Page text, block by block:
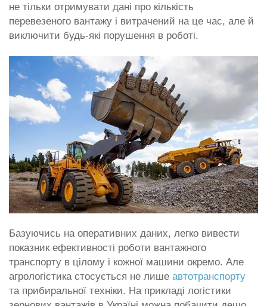
не тільки отримувати дані про кількість
перевезеного вантажу і витрачений на це час, але й
виключити будь-які порушення в роботі.
Базуючись на оперативних даних, легко вивести
показник ефективності роботи вантажного
транспорту в цілому і кожної машини окремо. Але
агрологістика стосується не лише автотранспорту
та прибиральної техніки. На прикладі логістики